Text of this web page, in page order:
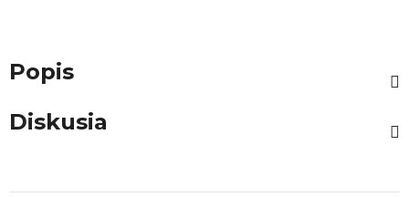
Popis
Diskusia